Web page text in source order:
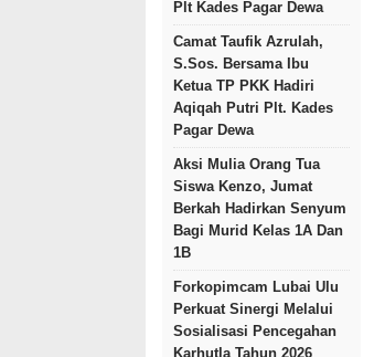
Plt Kades Pagar Dewa
Camat Taufik Azrulah,
S.Sos. Bersama Ibu
Ketua TP PKK Hadiri
Aqiqah Putri Plt. Kades
Pagar Dewa
Aksi Mulia Orang Tua
Siswa Kenzo, Jumat
Berkah Hadirkan Senyum
Bagi Murid Kelas 1A Dan
1B
Forkopimcam Lubai Ulu
Perkuat Sinergi Melalui
Sosialisasi Pencegahan
Karhutla Tahun 2026